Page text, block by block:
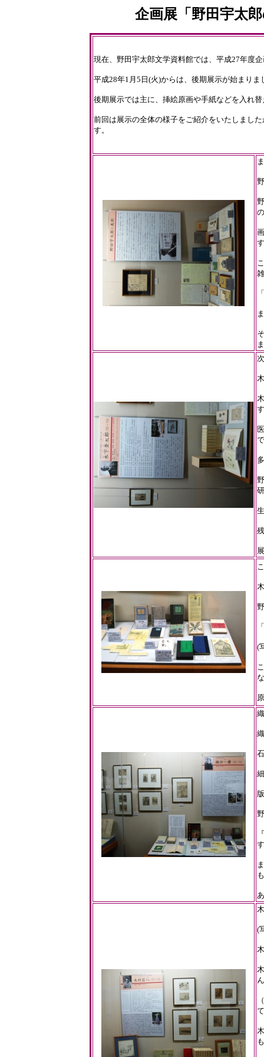
企画展「野田宇太
現在、野田宇太郎文学資料館では、平成27年度
平成28年1月5日(火)からは、後期展示が始まりま
後期展示では主に、挿絵原画や手紙などを入れ
前回は展示の全体の様子をご紹介をいたしまし
す。
の
で
(
も
(
も